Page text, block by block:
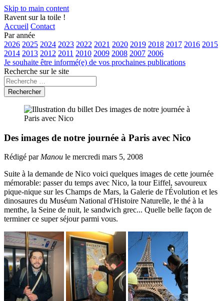
Skip to main content
Ravent sur la toile !
Accueil Contact
Par année
2026 2025 2024 2023 2022 2021 2020 2019 2018 2017 2016 2015
2014 2013 2012 2011 2010 2009 2008 2007 2006
Je souhaite être informé(e) de vos prochaines publications
Recherche sur le site
Rechercher
Des images de notre journée à Paris avec Nico
Rédigé parManou le mercredi mars 5, 2008
Suite à la demande de Nico voici quelques images de cette journée
mémorable: passer du temps avec Nico, la tour Eiffel, savoureux
pique-nique sur les Champs de Mars, la Galerie de l'Évolution et les
dinosaures du Muséum National d'Histoire Naturelle, le thé à la
menthe, la Seine de nuit, le sandwich grec... Quelle belle façon de
terminer ce super séjour parmi vous.